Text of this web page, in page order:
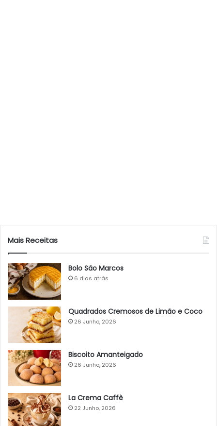
Mais Receitas
Bolo São Marcos
6 dias atrás
Quadrados Cremosos de Limão e Coco
26 Junho, 2026
Biscoito Amanteigado
26 Junho, 2026
La Crema Caffè
22 Junho, 2026